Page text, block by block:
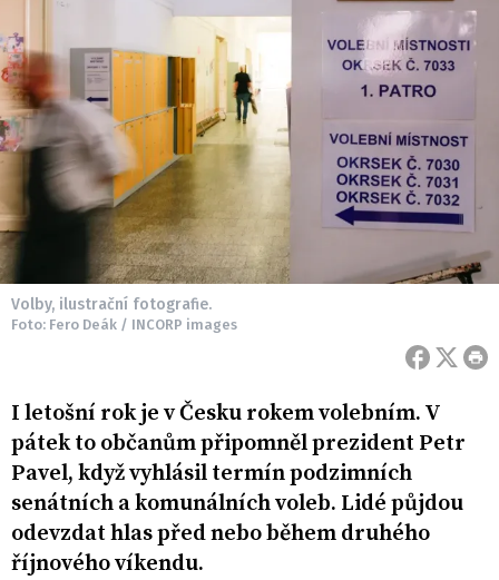
Volby, ilustrační fotografie.
Foto: Fero Deák / INCORP images
I letošní rok je v Česku rokem volebním. V
pátek to občanům připomněl prezident Petr
Pavel, když vyhlásil termín podzimních
senátních a komunálních voleb. Lidé půjdou
odevzdat hlas před nebo během druhého
říjnového víkendu.